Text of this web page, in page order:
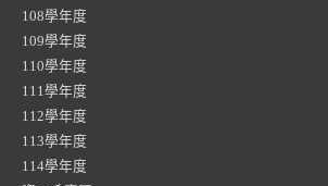
108學年度
109學年度
110學年度
111學年度
112學年度
113學年度
114學年度